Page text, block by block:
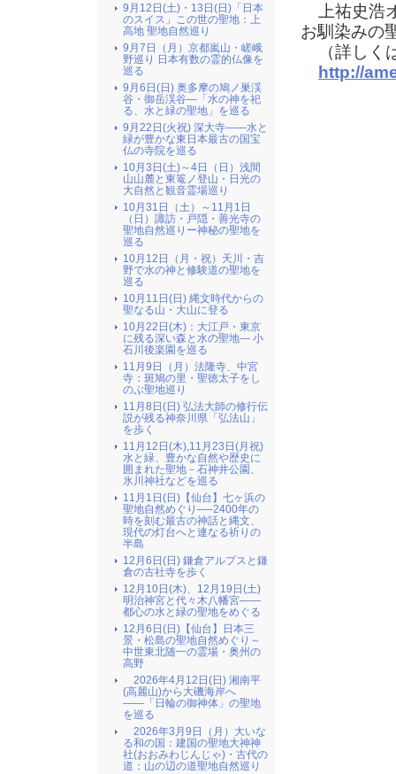
上祐史浩
お馴染みの
（詳しく
http://
9月12日(土)・13日(日)「日本
のスイス」この世の聖地：上
高地 聖地自然巡り
9月7日（月）京都嵐山・嵯峨
野巡り 日本有数の霊的仏像を
巡る
9月6日(日) 奥多摩の鳩ノ巣渓
谷・御岳渓谷―「水の神を祀
る、水と緑の聖地」を巡る
9月22日(火祝) 深大寺――水と
緑が豊かな東日本最古の国宝
仏の寺院を巡る
10月3日(土)～4日（日）浅間
山山麓と東篭ノ登山・日光の
大自然と観音霊場巡り
10月31日（土）～11月1日
（日）諏訪・戸隠・善光寺の
聖地自然巡りー神秘の聖地を
巡る
10月12日（月・祝）天川・吉
野で水の神と修験道の聖地を
巡る
10月11日(日) 縄文時代からの
聖なる山・大山に登る
10月22日(木)：大江戸・東京
に残る深い森と水の聖地― 小
石川後楽園を巡る
11月9日（月）法隆寺、中宮
寺：斑鳩の里・聖徳太子をし
のぶ聖地巡り
11月8日(日) 弘法大師の修行伝
説が残る神奈川県「弘法山」
を歩く
11月12日(木),11月23日(月祝)
水と緑、豊かな自然や歴史に
囲まれた聖地－石神井公園、
氷川神社などを巡る
11月1日(日)【仙台】七ヶ浜の
聖地自然めぐり──2400年の
時を刻む最古の神話と縄文、
現代の灯台へと連なる祈りの
半島
12月6日(日) 鎌倉アルプスと鎌
倉の古社寺を歩く
12月10日(木)、12月19日(土)
明治神宮と代々木八幡宮――
都心の水と緑の聖地をめぐる
12月6日(日)【仙台】日本三
景・松島の聖地自然めぐり～
中世東北随一の霊場・奥州の
高野
2026年4月12日(日) 湘南平
(高麗山)から大磯海岸へ
――「日輪の御神体」の聖地
を巡る
2026年3月9日（月）大いな
る和の国：建国の聖地大神神
社(おおみわじんじゃ)・古代の
道：山の辺の道聖地自然巡り